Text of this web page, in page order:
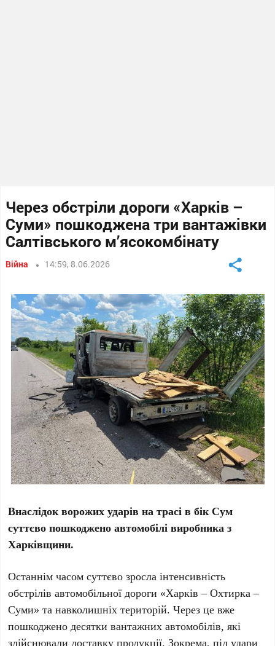
Через обстріли дороги «Харків –
Суми» пошкоджена три вантажівки
Салтівського м’ясокомбінату
Війна 14:59, 8.06.2026
Внаслідок ворожих ударів на трасі в бік Сум
суттєво пошкоджено автомобілі виробника з
Харківщини.
Останнім часом суттєво зросла інтенсивність
обстрілів автомобільної дороги «Харків – Охтирка –
Суми» та навколишніх територій. Через це вже
пошкоджено десятки вантажних автомобілів, які
здійснювали доставку продукції. Зокрема, під удари